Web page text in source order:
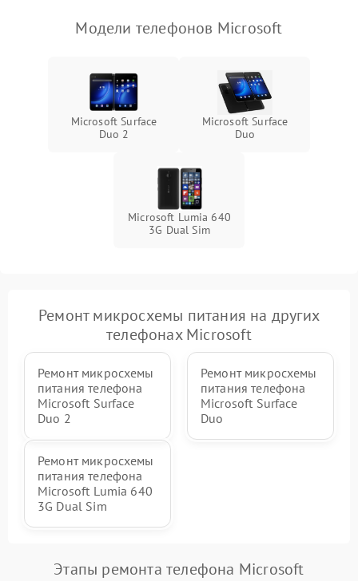
Модели телефонов Microsoft
Microsoft Surface
Duo 2
Microsoft Surface
Duo
Microsoft Lumia 640
3G Dual Sim
Ремонт микросхемы питания на других
телефонах Microsoft
Ремонт микросхемы
питания телефона
Microsoft Surface
Duo 2
Ремонт микросхемы
питания телефона
Microsoft Surface
Duo
Ремонт микросхемы
питания телефона
Microsoft Lumia 640
3G Dual Sim
Этапы ремонта телефона Microsoft